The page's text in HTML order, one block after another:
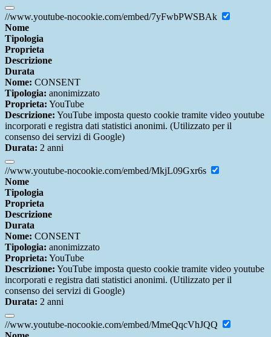
//www.youtube-nocookie.com/embed/7yFwbPWSBAk
Nome
Tipologia
Proprieta
Descrizione
Durata
Nome: CONSENT
Tipologia: anonimizzato
Proprieta: YouTube
Descrizione: YouTube imposta questo cookie tramite video youtube
incorporati e registra dati statistici anonimi. (Utilizzato per il
consenso dei servizi di Google)
Durata: 2 anni
//www.youtube-nocookie.com/embed/MkjL09Gxr6s
Nome
Tipologia
Proprieta
Descrizione
Durata
Nome: CONSENT
Tipologia: anonimizzato
Proprieta: YouTube
Descrizione: YouTube imposta questo cookie tramite video youtube
incorporati e registra dati statistici anonimi. (Utilizzato per il
consenso dei servizi di Google)
Durata: 2 anni
//www.youtube-nocookie.com/embed/MmeQqcVhJQQ